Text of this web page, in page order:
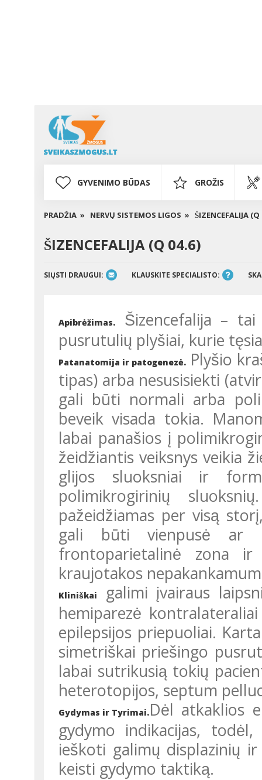
GYVENIMO BŪDAS GROŽIS
PRADŽIA » NERVŲ SISTEMOS LIGOS » ŠIZENCEFALIJA (Q
ŠIZENCEFALIJA (Q 04.6)
SIŲSTI DRAUGUI: KLAUSKITE SPECIALISTO:
Apibrėžimas.
Šizencefalija –
pusrutulių plyšiai, kurie
Patanatomija ir patogenezė. Plyšio
tipas) arba nesusisiekti
gali būti normali arba
beveik visada tokia.
labai panašios į
žeidžiantis veiksnys veikia
glijos sluoksniai ir
polimikrogirinių
pažeidžiamas per visą
gali būti vienpusė ar
frontoparietalinė zona
kraujotakos
Kliniškai
galimi įvairaus
hemiparezė
epilepsijos priepuoliai.
simetriškai priešingo
labai sutrikusią tokių
heterotopijos, septum
Gydymas ir Tyrimai.Dėl atkaklios
gydymo indikacijas,
ieškoti galimų displazinių
keisti gydymo taktiką.